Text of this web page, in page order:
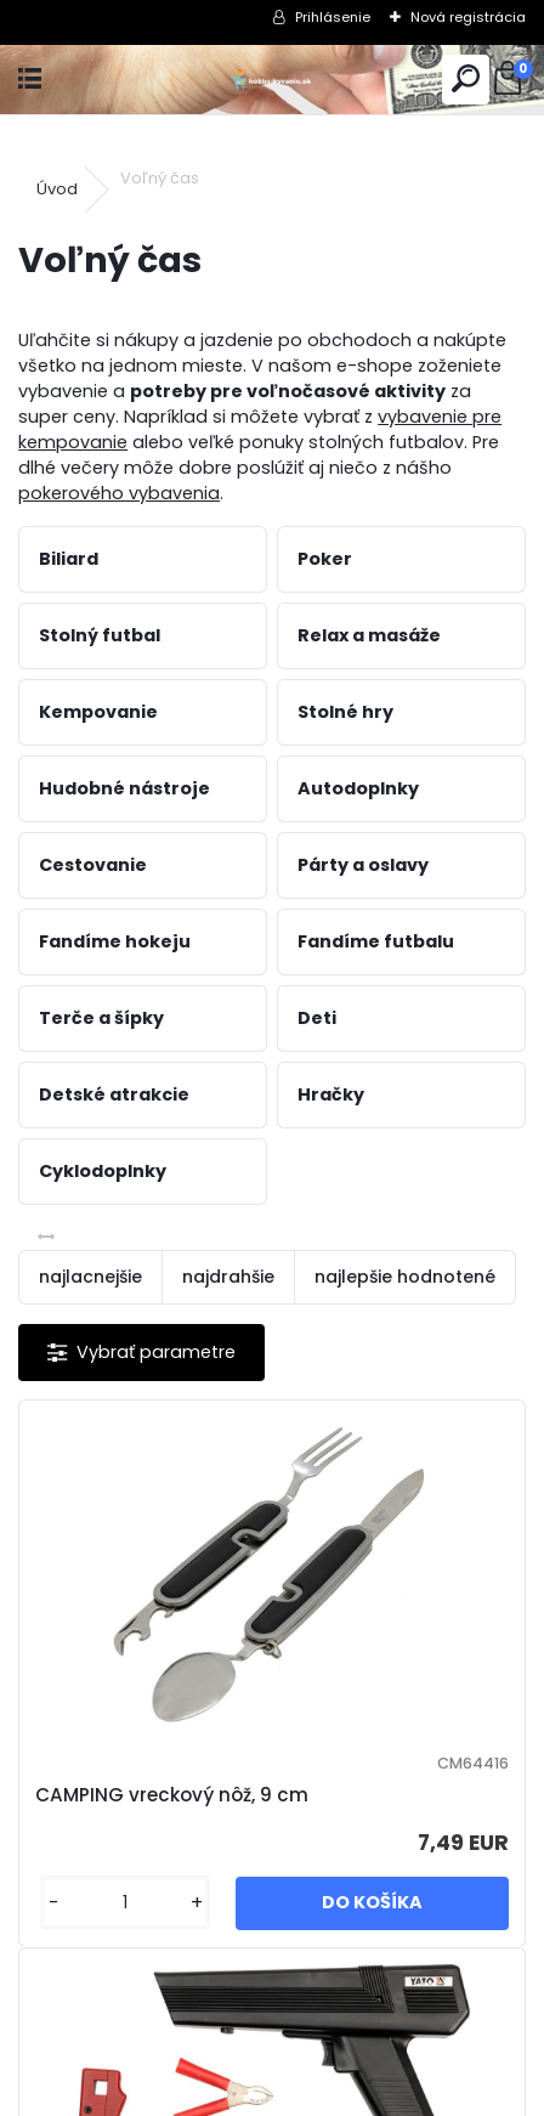
Prihlásenie Nová registrácia
0
Úvod
Voľný čas
Voľný čas
Uľahčite si nákupy a jazdenie po obchodoch a nakúpte
všetko na jednom mieste. V našom e-shope zoženiete
vybavenie a potreby pre voľnočasové aktivity za
super ceny. Napríklad si môžete vybrať zvybavenie pre
kempovanie alebo veľké ponuky stolných futbalov. Pre
dlhé večery môže dobre poslúžiť aj niečo z nášho
pokerového vybavenia.
Biliard Poker
Stolný futbal Relax a masáže
Kempovanie Stolné hry
Hudobné nástroje Autodoplnky
Cestovanie Párty a oslavy
Fandíme hokeju Fandíme futbalu
Terče a šípky Deti
Detské atrakcie Hračky
Cyklodoplnky
najlacnejšie najdrahšie najlepšie hodnotené
CAMPING vreckový nôž, 9 cm
CM64416
7,49 EUR
- +